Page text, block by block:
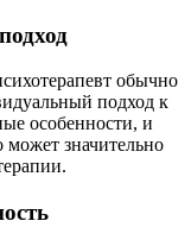
обычно
подход к
особенности, и
может значительно